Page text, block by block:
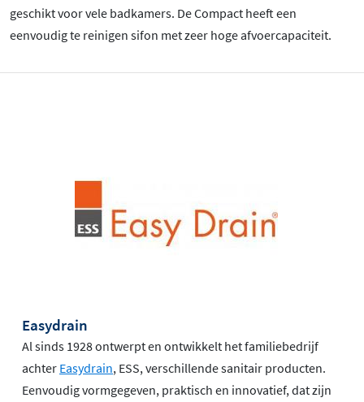
geschikt voor vele badkamers. De Compact heeft een
eenvoudig te reinigen sifon met zeer hoge afvoercapaciteit.
Easydrain
Al sinds 1928 ontwerpt en ontwikkelt het familiebedrijf
achter Easydrain, ESS, verschillende sanitair producten.
Eenvoudig vormgegeven, praktisch en innovatief, dat zijn